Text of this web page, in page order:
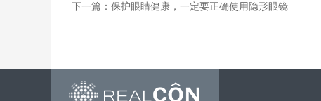
下一篇：保护眼睛健康，一定要正确使用隐形眼镜